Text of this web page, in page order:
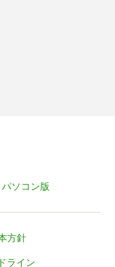
パソコン版
方針
ライン